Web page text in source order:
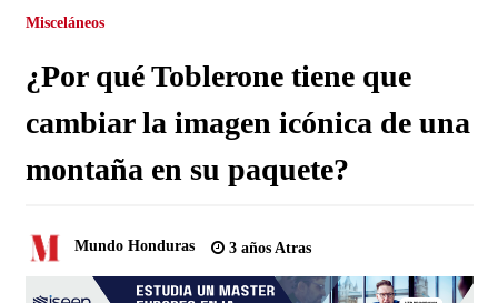
Misceláneos
¿Por qué Toblerone tiene que
cambiar la imagen icónica de una
montaña en su paquete?
Mundo Honduras 3 años Atras